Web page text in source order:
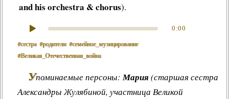
and his orchestra & chorus).
0:00
#сестра #родители #семейное_музицирование
#Великая_Отечественная_война
Упоминаемые персоны:Мария (старшая сестра
Александры Жулябиной, участница Великой